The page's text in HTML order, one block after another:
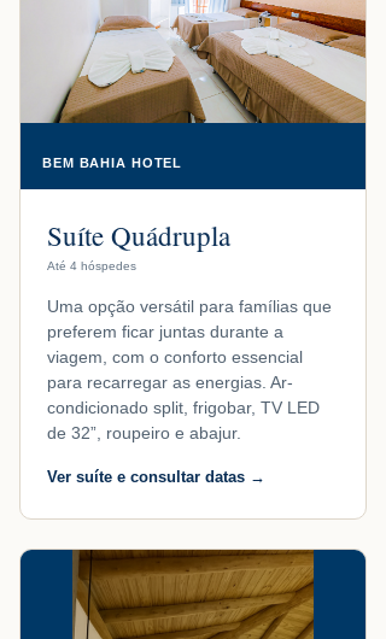
BEM BAHIA HOTEL
Suíte Quádrupla
Até 4 hóspedes
Uma opção versátil para famílias que
preferem ficar juntas durante a
viagem, com o conforto essencial
para recarregar as energias. Ar-
condicionado split, frigobar, TV LED
de 32”, roupeiro e abajur.
Ver suíte e consultar datas →